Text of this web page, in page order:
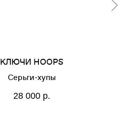
КЛЮЧИ HOOPS
Серьги-хупы
28 000 р.